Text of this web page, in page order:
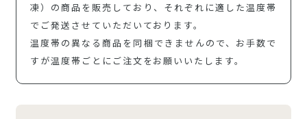
凍）の商品を販売しており、それぞれに適した温度帯
でご発送させていただいております。
温度帯の異なる商品を同梱できませんので、お手数で
すが温度帯ごとにご注文をお願いいたします。